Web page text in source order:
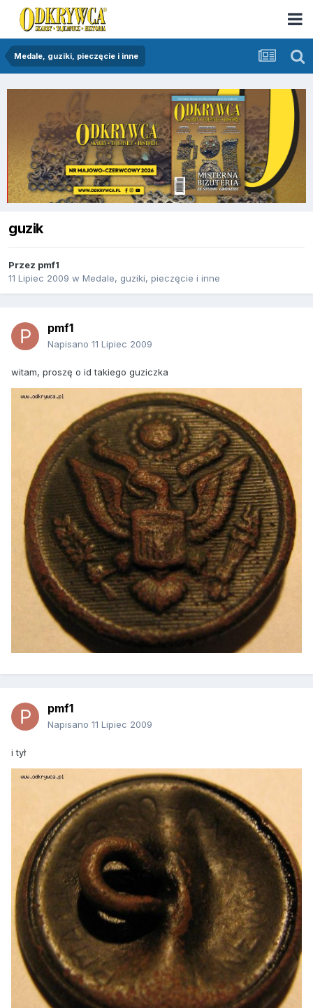
Medale, guziki, pieczęcie i inne
guzik
Przez pmf1
11 Lipiec 2009 w Medale, guziki, pieczęcie i inne
pmf1
Napisano 11 Lipiec 2009
witam, proszę o id takiego guziczka
pmf1
Napisano 11 Lipiec 2009
i tył